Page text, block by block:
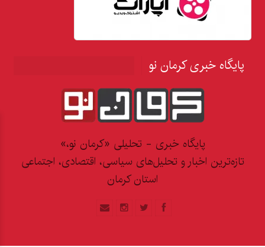
پایگاه خبری کرمان نو
پایگاه خبری - تحلیلی «کرمان نو،»
تازه‌ترین اخبار و تحلیل‌های سیاسی، اقتصادی، اجتماعی
استان کرمان